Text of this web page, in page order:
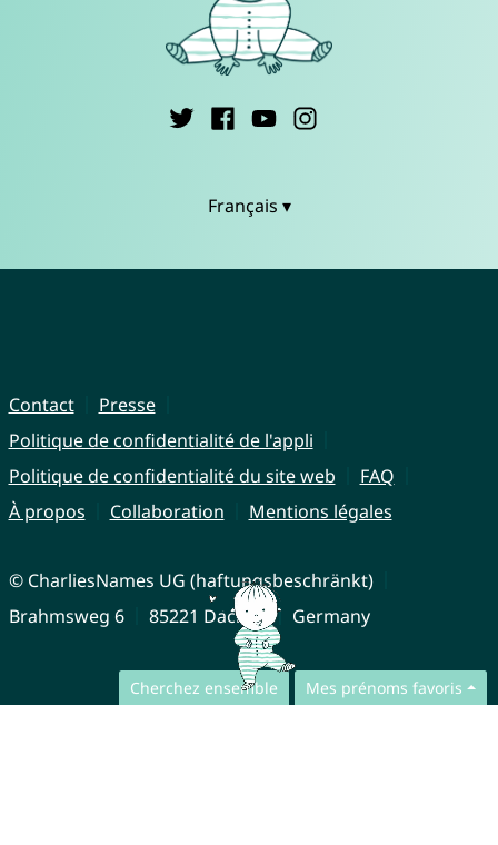
Cherchez ensemble Mes prénoms favoris
Français ▾
Contact
Presse
Politique de confidentialité de l'appli
Politique de confidentialité du site web
FAQ
À propos
Collaboration Mentions légales
© CharliesNames UG (haftungsbeschränkt)
Brahmsweg 6
85221 Dachau Germany